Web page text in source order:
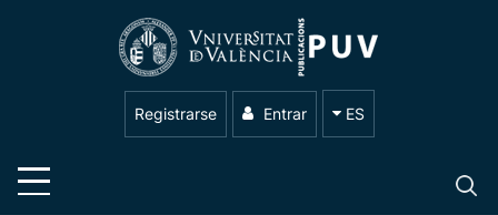
Registrarse Entrar ES